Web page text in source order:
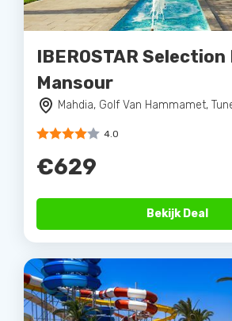
IBEROSTAR Selection
Mansour
Mahdia, Golf Van Hammamet,
4.0
€629
Bekijk Deal